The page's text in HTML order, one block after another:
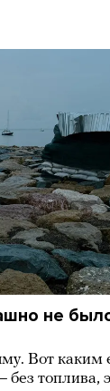
не
Вот каким
топлива,